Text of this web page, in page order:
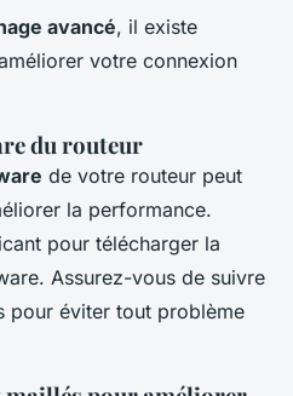
avancé, il existe
votre connexion
du routeur
de votre routeur peut
la performance.
pour télécharger la
Assurez-vous de suivre
pour éviter tout problème